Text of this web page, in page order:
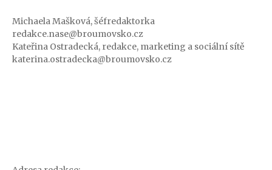
Michaela Mašková, šéfredaktorka
redakce.nase@broumovsko.cz
Kateřina Ostradecká, redakce, marketing a sociální sítě
katerina.ostradecka@broumovsko.cz